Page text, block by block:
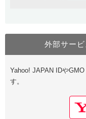
Google
Value
外部サービ
Yahoo! JAPAN IDや
す。